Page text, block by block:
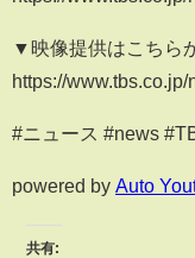
▼映像提供はこちら
https://
#ニュース #news
powered by Auto
共有: